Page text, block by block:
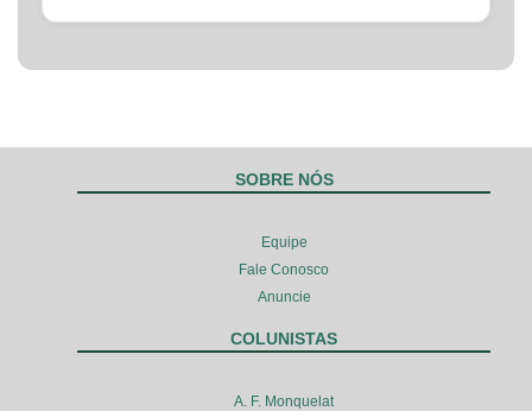
SOBRE NÓS
Equipe
Fale Conosco
Anuncie
COLUNISTAS
A. F. Monquelat